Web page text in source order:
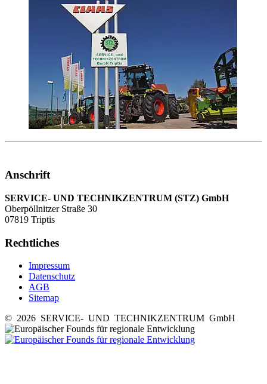
Anschrift
SERVICE- UND TECHNIKZENTRUM (STZ) GmbH
Oberpöllnitzer Straße 30
07819 Triptis
Rechtliches
Impressum
Datenschutz
AGB
Sitemap
© 2026 SERVICE- UND TECHNIKZENTRUM GmbH